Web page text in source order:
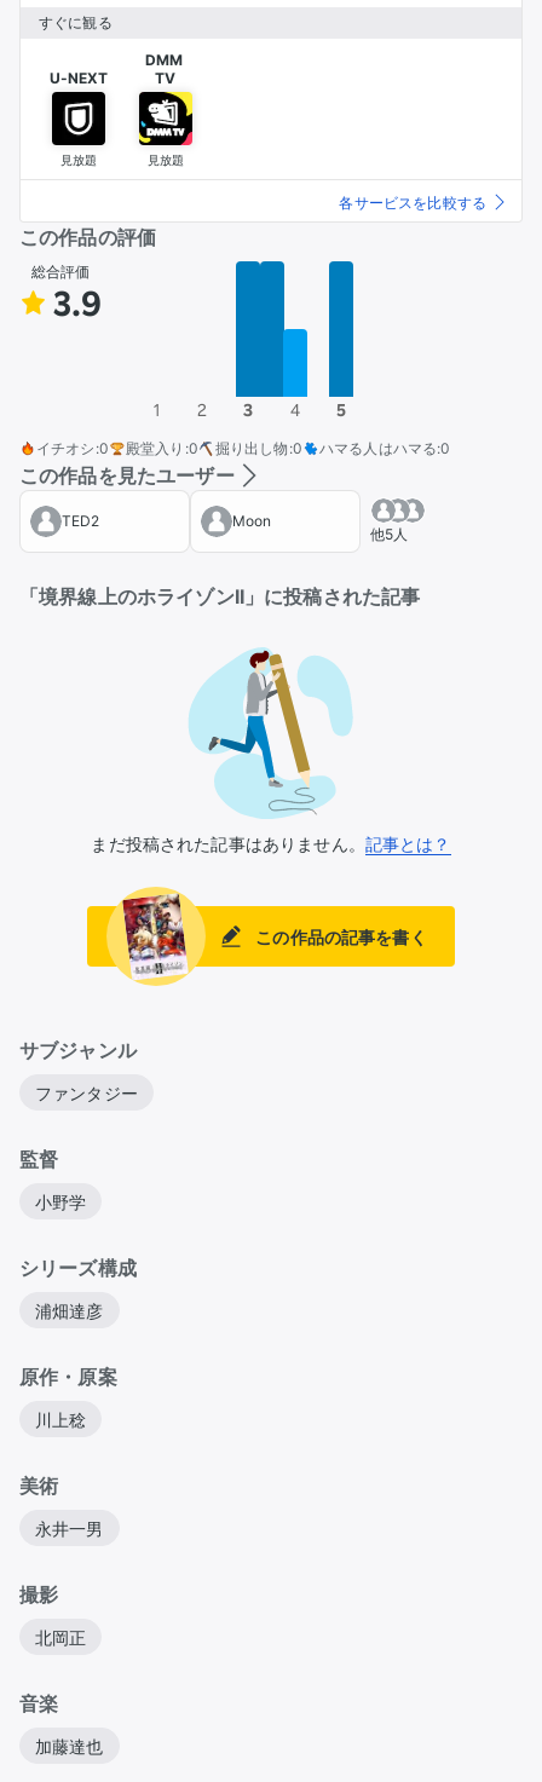
すぐに観る
U-NEXT
見放題
DMM
TV
見放題
各サービスを比較する
この作品の評価
総合評価
3.9
1 2 3 4 5
イチオシ :0 殿堂入り :0 掘り出し物 :0 ハマる人はハマる:0
この作品を見たユーザー
TED2 Moon
他5人
「境界線上のホライゾンII」に投稿された記事
まだ投稿された記事はありません。 記事とは？
この作品の記事を書く
サブジャンル
ファンタジー
監督
小野学
シリーズ構成
浦畑達彦
原作・原案
川上稔
美術
永井一男
撮影
北岡正
音楽
加藤達也